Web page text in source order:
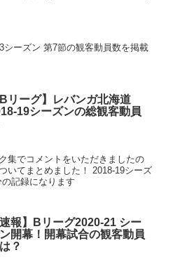
シーズン 第7節の観客動員数を掲載
Bリーグ】レバンガ北海道
19シーズンの総観客動員
集でコメントをいただきましたの
いてまとめました！ 2018-19シーズ
記録になります
速報】Bリーグ2020-21 シー
開幕！開幕試合の観客動員
？